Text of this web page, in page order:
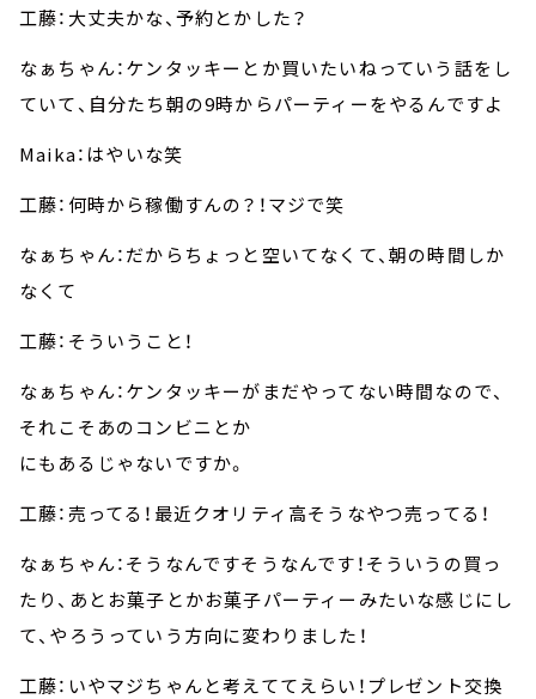
工藤：大丈夫かな、予約とかした？
なぁちゃん：ケンタッキーとか買いたいねっていう話をし
ていて、自分たち朝の9時からパーティーをやるんですよ
Maika：はやいな笑
工藤：何時から稼働すんの？！マジで笑
なぁちゃん：だからちょっと空いてなくて、朝の時間しか
なくて
工藤：そういうこと！
なぁちゃん：ケンタッキーがまだやってない時間なので、
それこそあのコンビニとか
にもあるじゃないですか。
工藤：売ってる！最近クオリティ高そうなやつ売ってる！
なぁちゃん：そうなんですそうなんです！そういうの買っ
たり、あとお菓子とかお菓子パーティーみたいな感じにし
て、やろうっていう方向に変わりました！
工藤：いやマジちゃんと考えててえらい！プレゼント交換